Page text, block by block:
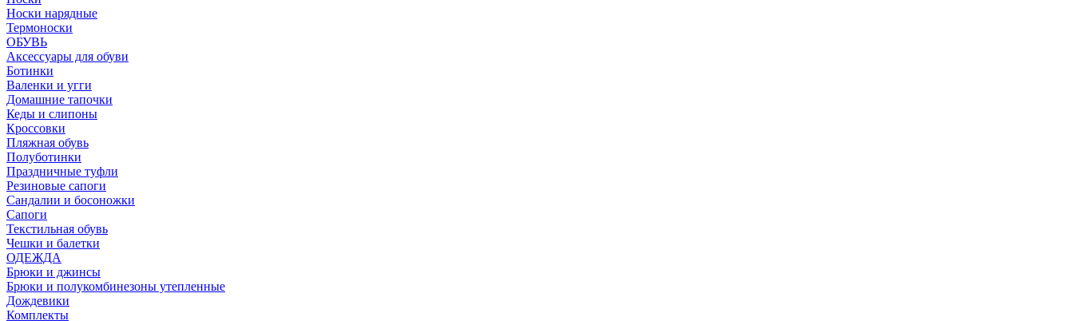
Носки нарядные
Термоноски
ОБУВЬ
Аксессуары для обуви
Ботинки
Валенки и угги
Домашние тапочки
Кеды и слипоны
Кроссовки
Пляжная обувь
Полуботинки
Праздничные туфли
Резиновые сапоги
Сандалии и босоножки
Сапоги
Текстильная обувь
Чешки и балетки
ОДЕЖДА
Брюки и джинсы
Брюки и полукомбинезоны утепленные
Дождевики
Комплекты